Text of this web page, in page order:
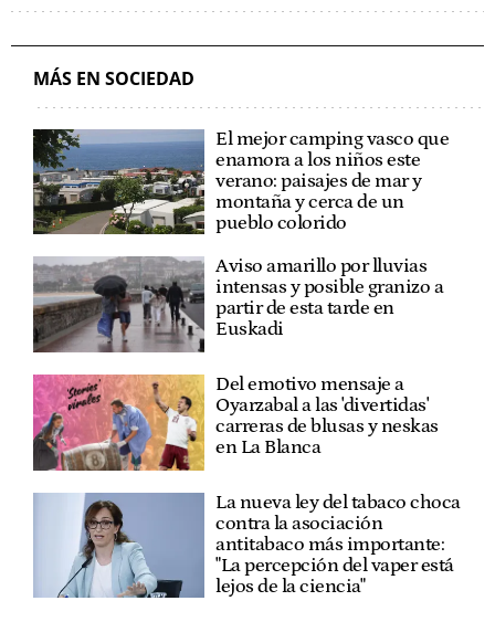
MÁS EN SOCIEDAD
El mejor camping vasco que
enamora a los niños este
verano: paisajes de mar y
montaña y cerca de un
pueblo colorido
Aviso amarillo por lluvias
intensas y posible granizo a
partir de esta tarde en
Euskadi
Del emotivo mensaje a
Oyarzabal a las 'divertidas'
carreras de blusas y neskas
en La Blanca
La nueva ley del tabaco choca
contra la asociación
antitabaco más importante:
"La percepción del vaper está
lejos de la ciencia"